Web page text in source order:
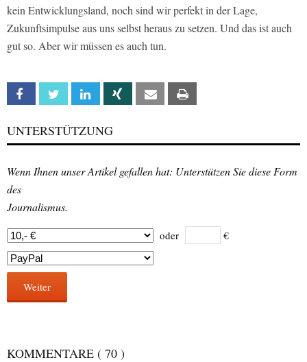
kein Entwicklungsland, noch sind wir perfekt in der Lage,
Zukunftsimpulse aus uns selbst heraus zu setzen. Und das ist auch
gut so. Aber wir müssen es auch tun.
Facebook Twitter Linkedin Xing Email
UNTERSTÜTZUNG
Wenn Ihnen unser Artikel gefallen hat: Unterstützen Sie diese Form
des
Journalismus.
oder €
Weiter
KOMMENTARE ( 70 )